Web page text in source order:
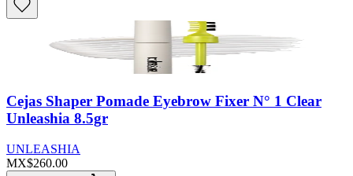
Cejas Shaper Pomade Eyebrow Fixer N° 1 Clear
Unleashia 8.5gr
UNLEASHIA
MX$260.00